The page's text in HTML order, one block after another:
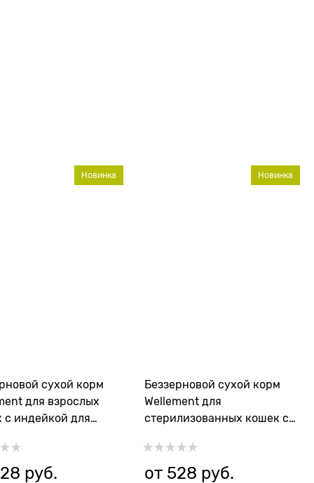
сухой корм
для взрослых
с индейкой для
Adult Cat
Новинка
руб.
Беззерновой сухой корм
Wellement для
стерилизованных кошек с
Sterilized Cat Turkey with
Rabbit
Новинка
от 528 руб.